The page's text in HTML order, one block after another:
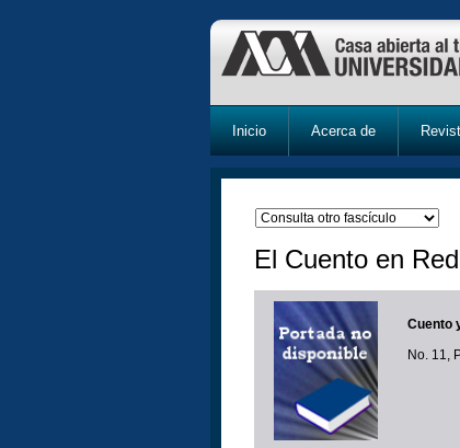
Inicio Acerca de
El Cuento en Red
Cuento
No. 11,